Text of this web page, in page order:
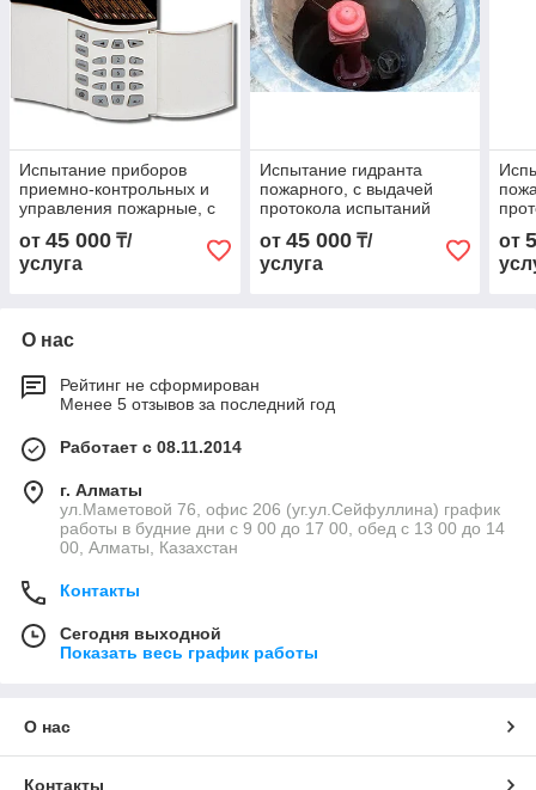
Испытание приборов
приемно-контрольных и
управления пожарные, с
выдачей протокола
испытания
от 45 000 ₸/
услуга
Испытание гидранта
пожарного, с выдачей
протокола испытаний
от 45 000₸/
услуга
от
О нас
Рейтинг не сформирован
Менее 5 отзывов за последний год
Работает с 08.11.2014
г. Алматы
ул.Маметовой 76, офис 206 (уг.ул.Сейфуллина) график
работы в будние дни с 9 00 до 17 00, обед с 13 00 до 14
00, Алматы, Казахстан
Контакты
Сегодня выходной
Показать весь график работы
О нас
Контакты